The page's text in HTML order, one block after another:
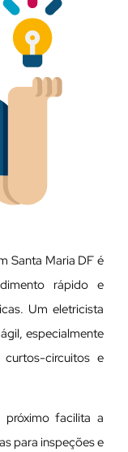
Santa Maria DF é
rápido e
Um eletricista
especialmente
circuitos e
próximo facilita a
para inspeções e